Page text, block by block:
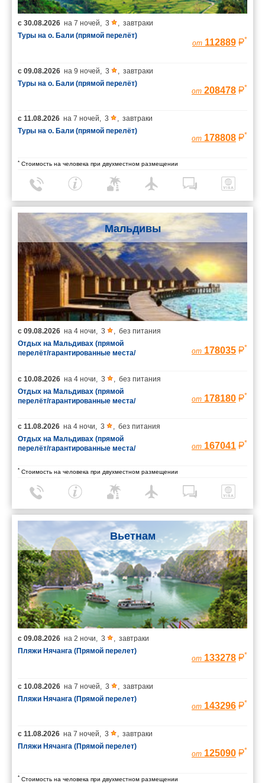
с 30.08.2026 на 7 ночей, 3 , завтраки
Туры на о. Бали (прямой перелёт)
от 112889 *
с 09.08.2026 на 9 ночей, 3 , завтраки
Туры на о. Бали (прямой перелёт)
от 208478 *
с 11.08.2026 на 7 ночей, 3 , завтраки
Туры на о. Бали (прямой перелёт)
от 178808 *
* Стоимость на человека при двухместном размещении
Мальдивы
с 09.08.2026 на 4 ночи 3
без питания
Отдых на Мальдивах (прямой
перелёт/гарантированные места/
от 178035 *
с 10.08.2026 на 4 ночи 3
без питания
Отдых на Мальдивах (прямой
перелёт/гарантированные места/
от 178180 *
с 11.08.2026 на 4 ночи 3
без питания
Отдых на Мальдивах (прямой
перелёт/гарантированные места/
от 167041 *
* Стоимость на человека при двухместном размещении
Вьетнам
с 09.08.2026 на 2 ночи, 3 , завтраки
Пляжи Нячанга (Прямой перелет)
от 133278 *
с 10.08.2026 на 7 ночей, 3 , завтраки
Пляжи Нячанга (Прямой перелет)
от 143296 *
с 11.08.2026 на 7 ночей, 3 , завтраки
Пляжи Нячанга (Прямой перелет)
от 125090 *
* Стоимость на человека при двухместном размещении